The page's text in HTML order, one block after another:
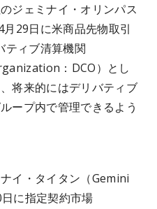
ジェミナイ・オリンパス
29日に米商品先物取引
ティブ清算機関
：DCO）とし
将来的にはデリバティブ
ープ内で管理できるよう
イ・タイタン（Gemini
に指定契約市場